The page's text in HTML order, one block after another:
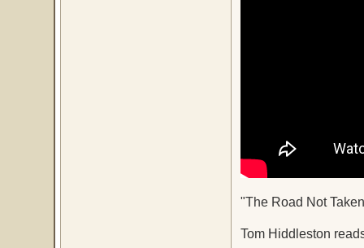
"The Road Not
Tom Hiddleston